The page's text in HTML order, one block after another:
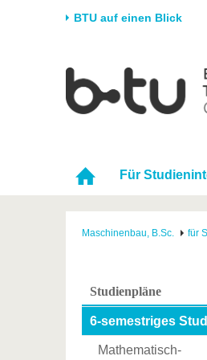
BTU auf einen Blick
Universität
Karriere & Engagement
Partnerschaften &
Strukturwandel
Für
Maschinenbau, B.Sc. für
Studienpläne
6-semestriges
Mathematisch-